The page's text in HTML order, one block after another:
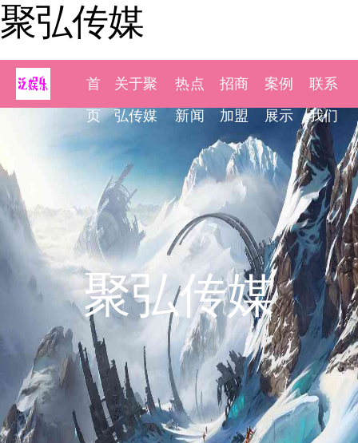
聚弘传媒
首
页
关于聚
弘传媒
热点
新闻
招商
加盟
案例
展示
联系
我们
聚弘传媒